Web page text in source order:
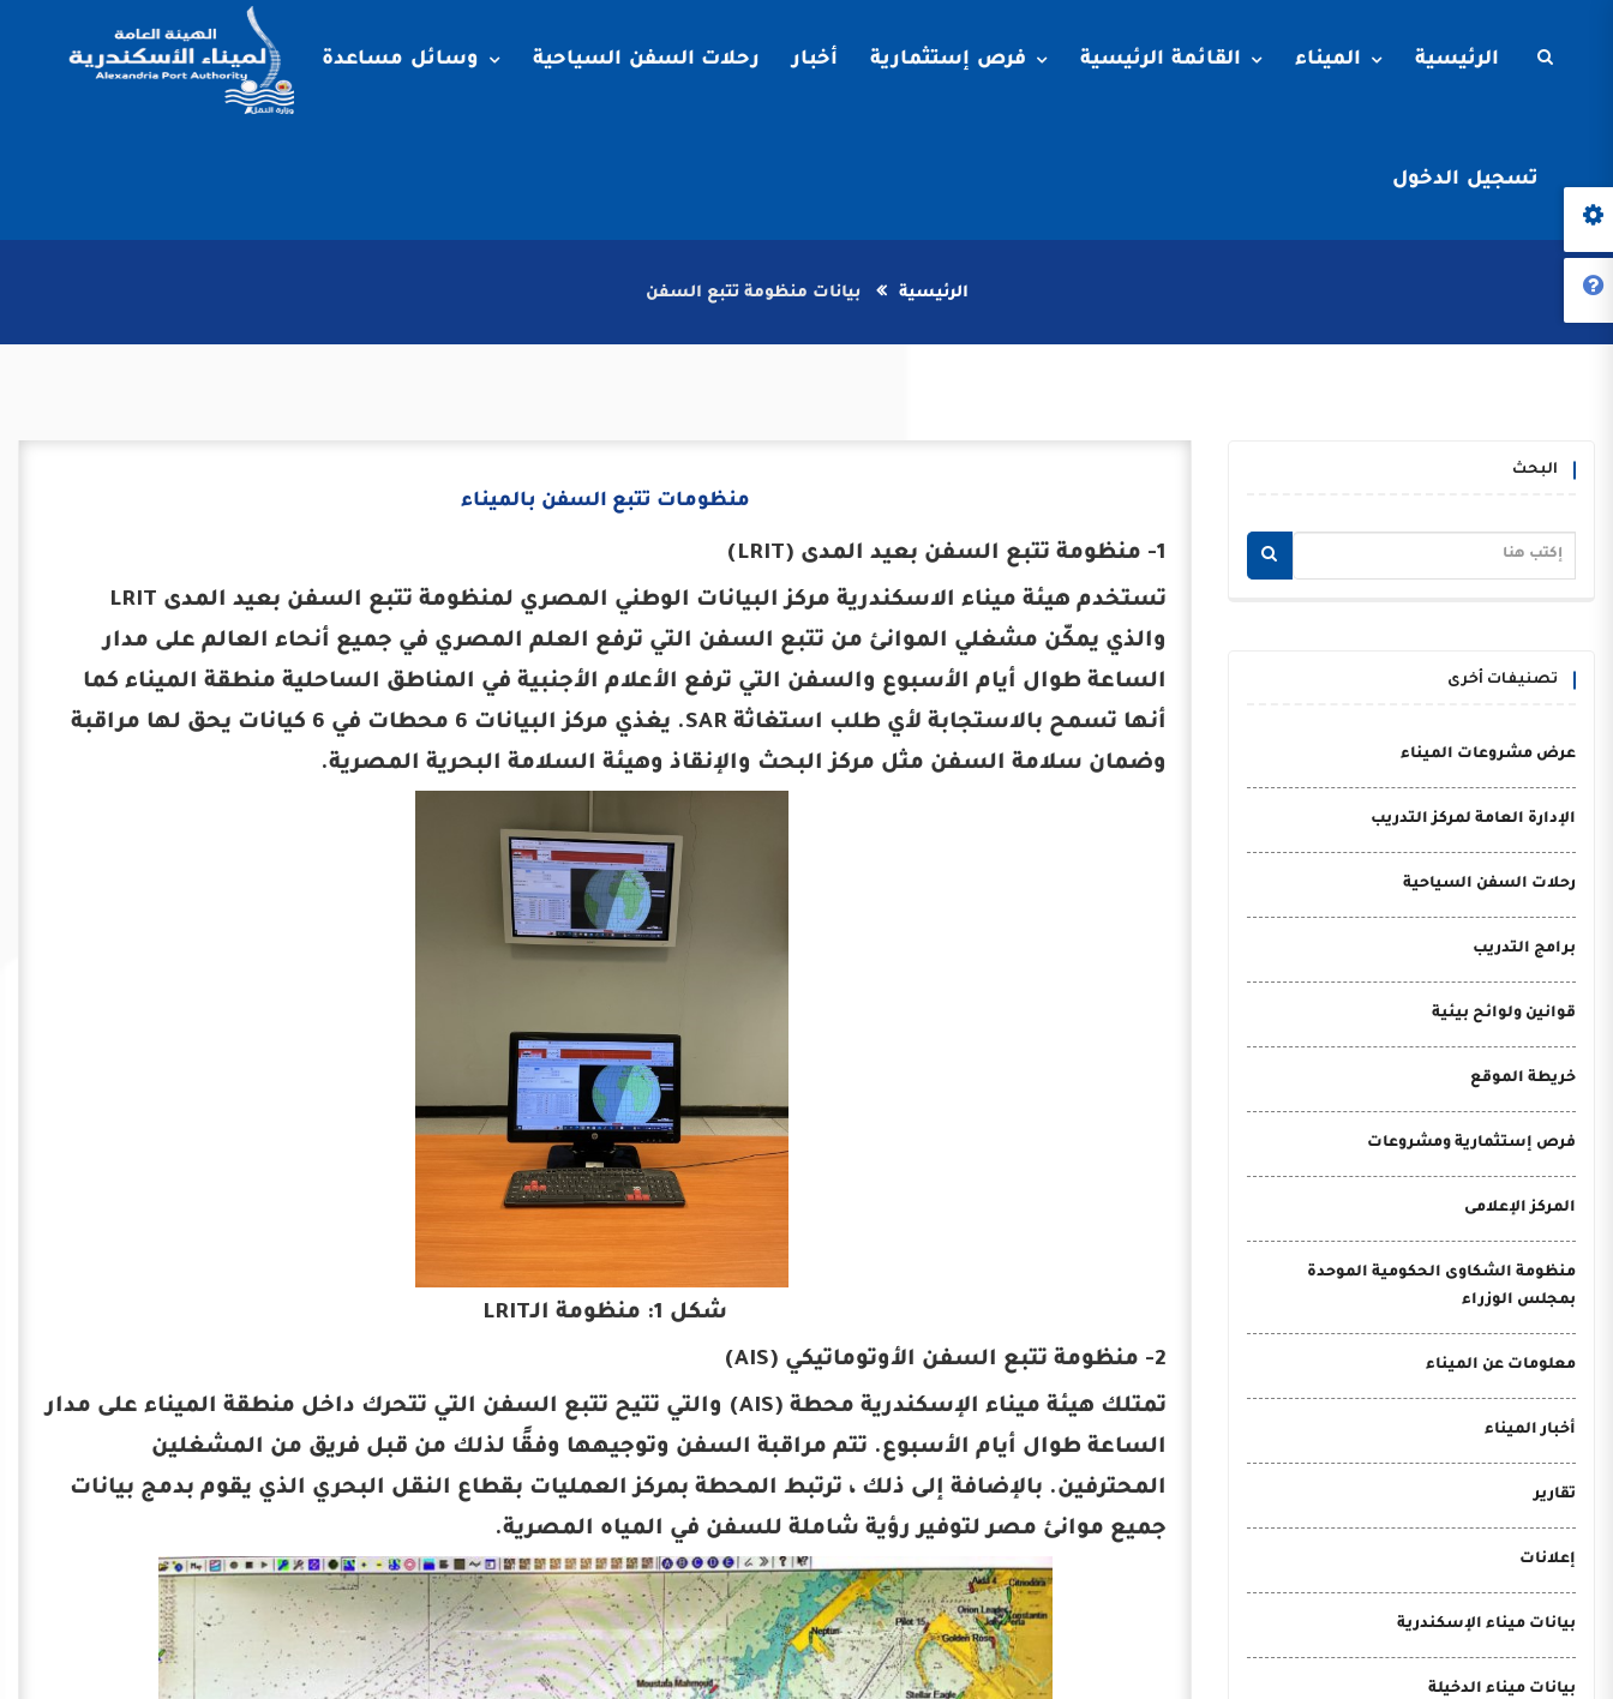
الرئيسية الميناء القائمة الرئيسية فرص إستثمارية أخبار رحلات السفن السياحية وسائل مساعدة
تسجيل الدخول
الرئيسية بيانات منظومة تتبع السفن
البحث
تصنيفات أخرى
عرض مشروعات الميناء
الإدارة العامة لمركز التدريب
رحلات السفن السياحية
برامج التدريب
قوانين ولوائح بيئية
خريطة الموقع
فرص إستثمارية ومشروعات
المركز الإعلامى
منظومة الشكاوى الحكومية الموحدة
بمجلس الوزراء
معلومات عن الميناء
أخبار الميناء
تقارير
إعلانات
بيانات ميناء الإسكندرية
بيانات ميناء الدخيلة
منظومات تتبع السفن بالميناء
1- منظومة تتبع السفن بعيد المدى (LRIT)
تستخدم هيئة ميناء الاسكندرية مركز البيانات الوطني المصري لمنظومة تتبع السفن بعيد المدى LRIT
والذي يمكّن مشغلي الموانئ من تتبع السفن التي ترفع العلم المصري في جميع أنحاء العالم على مدار
الساعة طوال أيام الأسبوع والسفن التي ترفع الأعلام الأجنبية في المناطق الساحلية منطقة الميناء كما
أنها تسمح بالاستجابة لأي طلب استغاثة SAR. يغذي مركز البيانات 6 محطات في 6 كيانات يحق لها مراقبة
وضمان سلامة السفن مثل مركز البحث والإنقاذ وهيئة السلامة البحرية المصرية.
شكل 1: منظومة الـLRIT
2- منظومة تتبع السفن الأوتوماتيكي (AIS)
تمتلك هيئة ميناء الإسكندرية محطة (AIS) والتي تتيح تتبع السفن التي تتحرك داخل منطقة الميناء على مدار
الساعة طوال أيام الأسبوع. تتم مراقبة السفن وتوجيهها وفقًا لذلك من قبل فريق من المشغلين
المحترفين. بالإضافة إلى ذلك ، ترتبط المحطة بمركز العمليات بقطاع النقل البحري الذي يقوم بدمج بيانات
جميع موانئ مصر لتوفير رؤية شاملة للسفن في المياه المصرية.